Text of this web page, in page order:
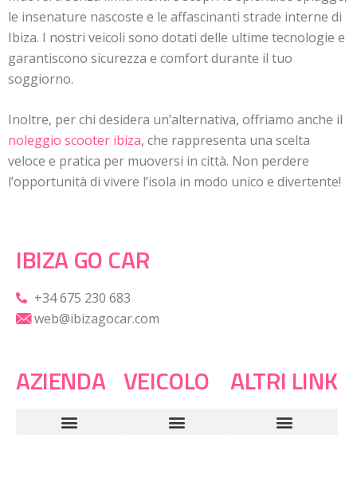
le insenature nascoste e le affascinanti strade interne di
Ibiza. I nostri veicoli sono dotati delle ultime tecnologie e
garantiscono sicurezza e comfort durante il tuo
soggiorno.
Inoltre, per chi desidera un’alternativa, offriamo anche il
noleggio scooter ibiza, che rappresenta una scelta
veloce e pratica per muoversi in città. Non perdere
l’opportunità di vivere l’isola in modo unico e divertente!
IBIZA GO CAR
+34 675 230 683
web@ibizagocar.com
AZIENDA VEICOLO ALTRI LINK